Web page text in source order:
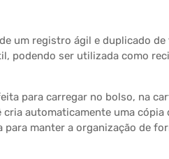
um registro ágil e duplicado
ser utilizada como
para carregar no bolso, na
automaticamente uma
manter a organização de